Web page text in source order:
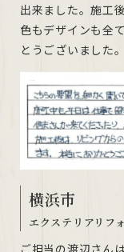
出来ました。施工
色もデザインも全
とうございました。
横浜市
エクステリアリフ